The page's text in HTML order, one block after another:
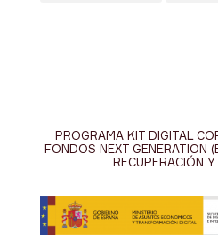
PROGRAMA KIT DIGITAL
FONDOS NEXT GENERATION
RECUPERACIÓN